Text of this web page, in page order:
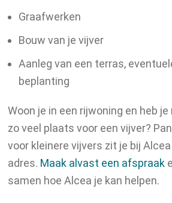
Graafwerken
Bouw van je vijver
Aanleg van een terras,
beplanting
Woon je in een rijwoning en heb
zo veel plaats voor een vijver?
voor kleinere vijvers zit je bij
adres. Maak alvast een afspraak
samen hoe Alcea je kan helpen.